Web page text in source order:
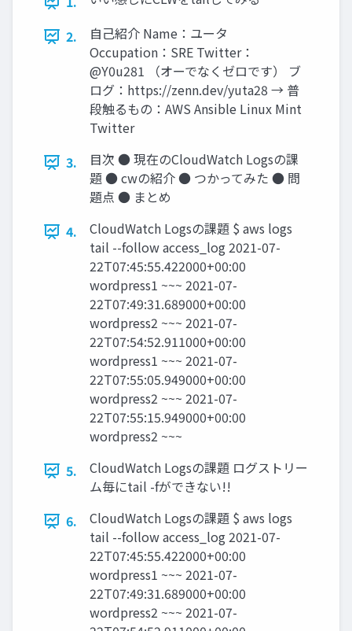
2.
自己紹介 Name：ユータ
Occupation：SRE Twitter：
@Y0u281 （オーでなくゼロです） ブ
ログ：https://zenn.dev/yuta28 → 普
段触るもの：AWS Ansible Linux Mint
Twitter
3.
目次 ● 現在のCloudWatch Logsの課
題 ● cwの紹介 ● つかってみた ● 問
題点 ● まとめ
4.
CloudWatch Logsの課題 $ aws logs
tail --follow access_log 2021-07-
22T07:45:55.422000+00:00
wordpress1 ~~~ 2021-07-
22T07:49:31.689000+00:00
wordpress2 ~~~ 2021-07-
22T07:54:52.911000+00:00
wordpress1 ~~~ 2021-07-
22T07:55:05.949000+00:00
wordpress2 ~~~ 2021-07-
22T07:55:15.949000+00:00
wordpress2 ~~~
5.
CloudWatch Logsの課題 ログストリー
ム毎にtail -fができない!!
6.
CloudWatch Logsの課題 $ aws logs
tail --follow access_log 2021-07-
22T07:45:55.422000+00:00
wordpress1 ~~~ 2021-07-
22T07:49:31.689000+00:00
wordpress2 ~~~ 2021-07-